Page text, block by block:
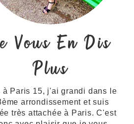
Vous En Dis
Plus
à Paris 15, j'ai grandi dans le
arrondissement et suis
très attachée à Paris. C'est